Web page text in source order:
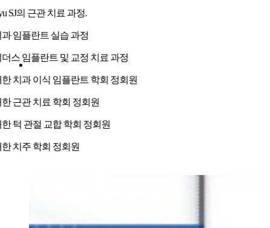
SJ의 근관 치료 과정.
임플란트 실습 과정
스 임플란트 및 교정 치료 과정
치과 이식 임플란트 학회 정회원
근관 치료 학회 정회원
턱 관절 교합 학회 정회원
치주 학회 정회원